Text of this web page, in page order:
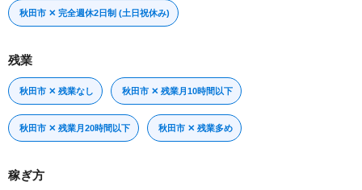
秋田市 ✕ 完全週休2日制 (土日祝休み)
残業
秋田市 ✕ 残業なし 秋田市 ✕ 残業月10時間以下
秋田市 ✕ 残業月20時間以下 秋田市 ✕ 残業多め
稼ぎ方